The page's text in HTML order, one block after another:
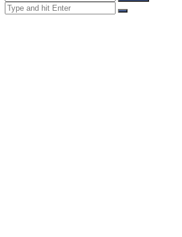
Close
Search